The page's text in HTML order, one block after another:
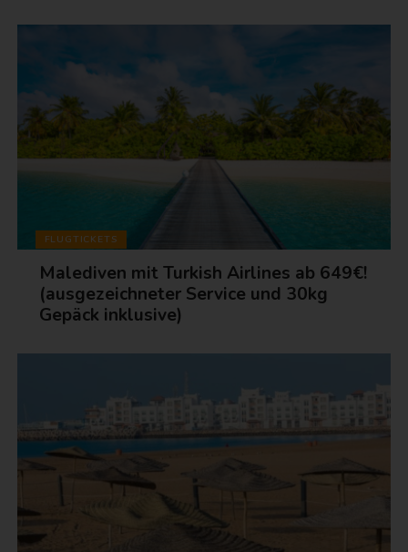
FLUGTICKETS
Malediven mit Turkish Airlines ab 649€!
(ausgezeichneter Service und 30kg
Gepäck inklusive)